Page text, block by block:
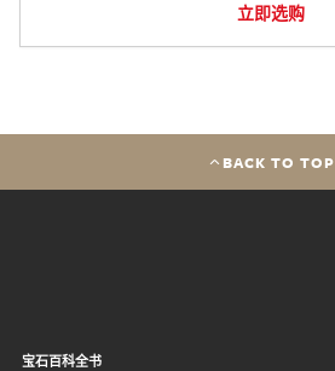
立即选购
BACK TO TOP
宝石百科全书